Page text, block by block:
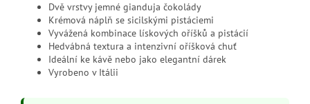
Dvě vrstvy jemné gianduja čokolády
Krémová náplň se sicilskými pistáciemi
Vyvážená kombinace lískových oříšků a pistácií
Hedvábná textura a intenzivní oříšková chuť
Ideální ke kávě nebo jako elegantní dárek
Vyrobeno v Itálii